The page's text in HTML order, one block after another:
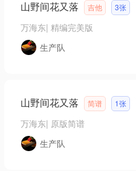
山野间花又落 吉他 3张
万海东| 精编完美版
生产队
山野间花又落 简谱 1张
万海东| 原版简谱
生产队